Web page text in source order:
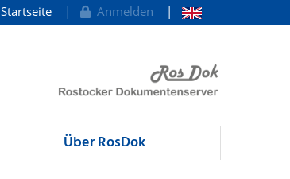
Startseite Anmelden
Über RosDok